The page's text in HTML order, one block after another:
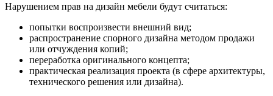
Нарушением прав на дизайн мебели будут считаться:
попытки воспроизвести внешний вид;
распространение спорного дизайна методом продажи
или отчуждения копий;
переработка оригинального концепта;
практическая реализация проекта (в сфере архитектуры,
технического решения или дизайна).